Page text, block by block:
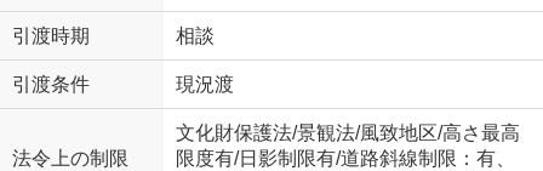
引渡時期 相談
引渡条件 現況渡
法令上の制限
文化財保護法/景観法/風致地区/高さ最高
限度有/日影制限有/道路斜線制限：有、